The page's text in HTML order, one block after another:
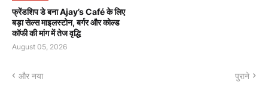
फ्रेंडशिप डे बना Ajay’s Café के लिए
बड़ा सेल्स माइलस्टोन, बर्गर और कोल्ड
कॉफी की मांग में तेज वृद्धि
August 05, 2026
और नया पुराने